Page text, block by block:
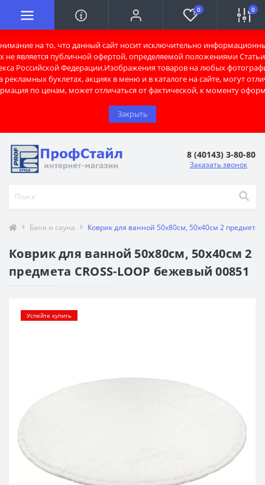
на то, что данный сайт носит исключительно
не является публичной офертой, определяемой положениями Статьи
Российской Федерации.Изображения товаров на любых
рекламных буклетах, акциях в меню и в каталоге на сайте, могут
по ценам, может отличаться от фактической, к моменту
Закрыть
0 0
8 (40143) 3-80-80
Заказать звонок
Баня и сауна Коврик для ванной 50х80см, 50х40см 2 предмета
Коврик для ванной 50х80см, 50х40см 2
предмета CROSS-LOOP бежевый 00851
Успейте купить